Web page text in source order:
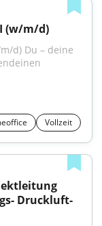
(w/m/d)
m/d) Du – deine
Vollzeit
Druckluft-